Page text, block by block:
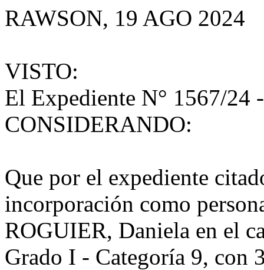
RAWSON, 19 AGO 2024
VISTO:
El Expediente N° 1567/24
CONSIDERANDO:
Que por el expediente
incorporación como
ROGUIER, Daniela en el
Grado I - Categoría 9, con